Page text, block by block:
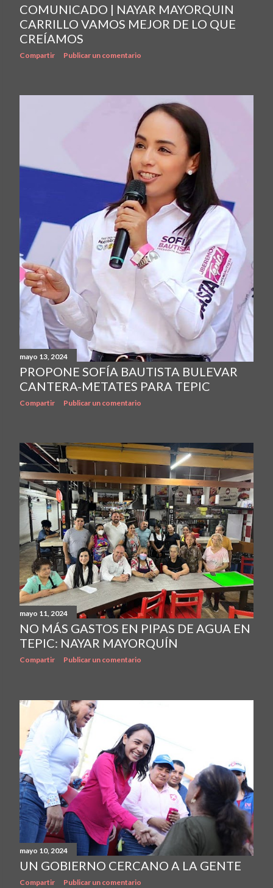
COMUNICADO | NAYAR MAYORQUIN
CARRILLO VAMOS MEJOR DE LO QUE
CREÍAMOS
Compartir Publicar un comentario
mayo 13, 2024
PROPONE SOFÍA BAUTISTA BULEVAR
CANTERA-METATES PARA TEPIC
Compartir Publicar un comentario
mayo 11, 2024
NO MÁS GASTOS EN PIPAS DE AGUA EN
TEPIC: NAYAR MAYORQUÍN
Compartir Publicar un comentario
mayo 10, 2024
UN GOBIERNO CERCANO A LA GENTE
Compartir Publicar un comentario